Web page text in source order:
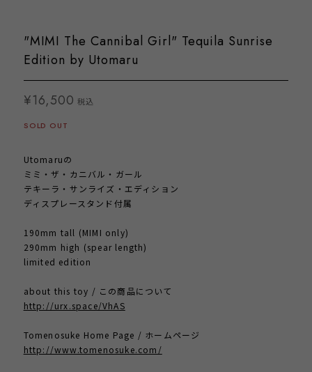
"MIMI The Cannibal Girl" Tequila Sunrise
Edition by Utomaru
¥16,500 税込
SOLD OUT
Utomaruの
ミミ・ザ・カニバル・ガール
テキーラ・サンライズ・エディション
ディスプレースタンド付属
190mm tall (MIMI only)
290mm high (spear length)
limited edition
about this toy / この商品について
http://urx.space/VhAS
Tomenosuke Home Page / ホームページ
http://www.tomenosuke.com/